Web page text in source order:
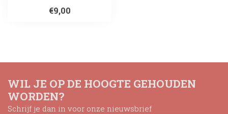
€9,00
WIL JE OP DE HOOGTE GEHOUDEN
WORDEN?
Schrijf je dan in voor onze nieuwsbrief